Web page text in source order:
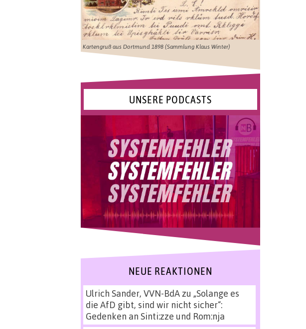
Kartengruß aus Dortmund 1898 (Sammlung Klaus Winter)
UNSERE PODCASTS
NEUE REAKTIONEN
Ulrich Sander, VVN-BdAzu „Solange es
die AfD gibt, sind wir nicht sicher“:
Gedenken an Sinti:zze und Rom:nja